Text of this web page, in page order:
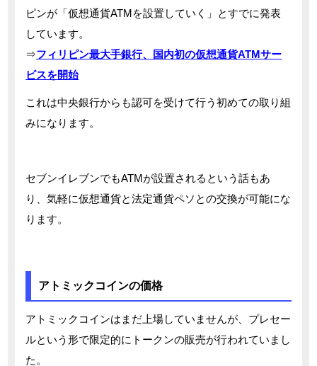
ピンが「仮想通貨ATMを設置していく」とすでに発表
しています。
⇒フィリピン最大手銀行、国内初の仮想通貨ATMサー
ビスを開始
これは中央銀行からも認可を受けて行う初めての取り組
みになります。
セブンイレブンでもATMが設置されるという話もあ
り、気軽に仮想通貨と法定通貨ペソとの交換が可能にな
ります。
アトミックコインの価格
アトミックコインはまだ上場していませんが、プレセー
ルという形で限定的にトークンの販売が行われていまし
た。